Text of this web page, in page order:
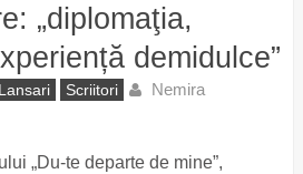
„diplomaţia,
demidulce”
Lansari Scriitori Nemira
„Du-te departe de mine”,